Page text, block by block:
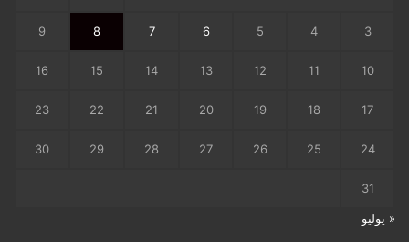
3
4
5
6
7
8
9
10
11
12
13
14
15
16
17
18
19
20
21
22
23
24
25
26
27
28
29
30
31
« يوليو